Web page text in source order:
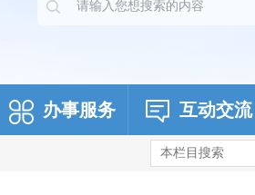
办事服务 互动交流